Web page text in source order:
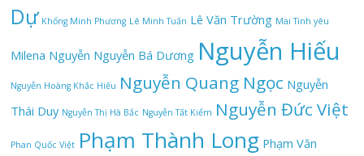
Dự Khổng Minh Phương Lê Minh Tuấn Lê Văn Trường Mai Tình yêu
Milena Nguyễn Nguyễn Bá Dương Nguyễn Hiếu
Nguyễn Hoàng Khắc Hiếu Nguyễn Quang Ngọc Nguyễn
Thái Duy Nguyễn Thị Hà Bắc Nguyễn Tất Kiểm Nguyễn Đức Việt
Phan Quốc Việt Phạm Thành Long Phạm Văn